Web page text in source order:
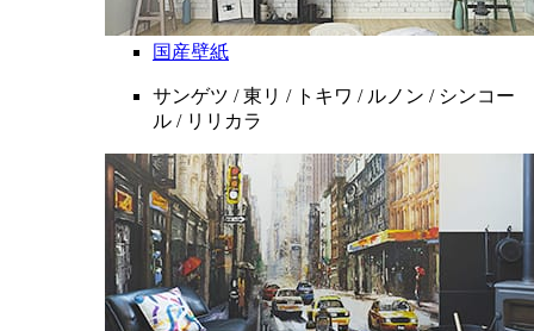
国産壁紙
サンゲツ / 東リ / トキワ / ルノン / シンコー
ル / リリカラ